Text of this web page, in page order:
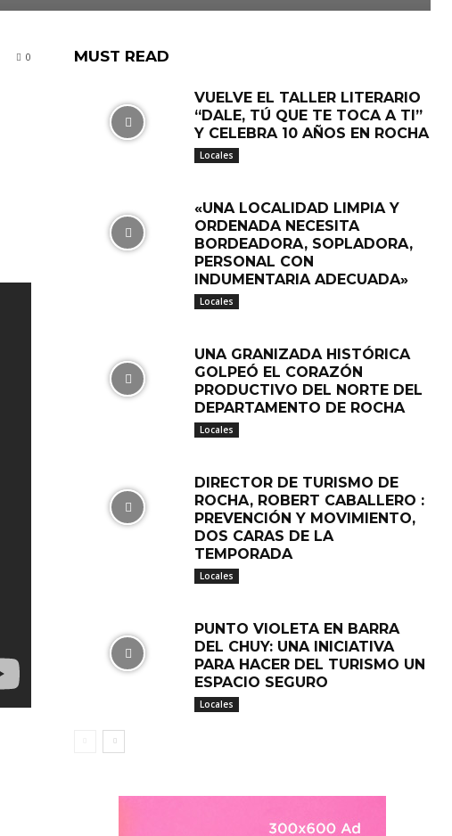
0 MUST READ
VUELVE EL TALLER LITERARIO
“DALE, TÚ QUE TE TOCA A TI”
Y CELEBRA 10 AÑOS EN ROCHA
Locales
«UNA LOCALIDAD LIMPIA Y
ORDENADA NECESITA
BORDEADORA, SOPLADORA,
PERSONAL CON
INDUMENTARIA ADECUADA»
Locales
UNA GRANIZADA HISTÓRICA
GOLPEÓ EL CORAZÓN
PRODUCTIVO DEL NORTE DEL
DEPARTAMENTO DE ROCHA
Locales
DIRECTOR DE TURISMO DE
ROCHA, ROBERT CABALLERO :
PREVENCIÓN Y MOVIMIENTO,
DOS CARAS DE LA
TEMPORADA
Locales
PUNTO VIOLETA EN BARRA
DEL CHUY: UNA INICIATIVA
PARA HACER DEL TURISMO UN
ESPACIO SEGURO
Locales